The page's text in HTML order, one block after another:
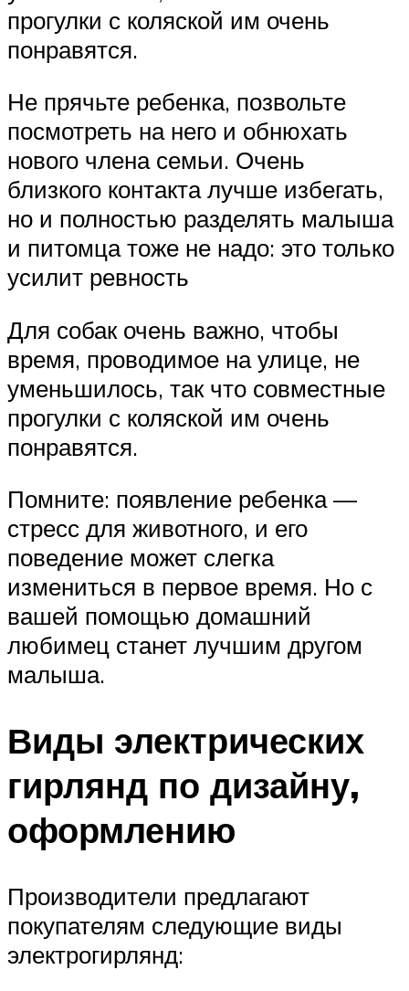
прогулки с коляской им очень
понравятся.
Не прячьте ребенка, позвольте
посмотреть на него и обнюхать
нового члена семьи. Очень
близкого контакта лучше избегать,
но и полностью разделять малыша
и питомца тоже не надо: это только
усилит ревность
Для собак очень важно, чтобы
время, проводимое на улице, не
уменьшилось, так что совместные
прогулки с коляской им очень
понравятся.
Помните: появление ребенка —
стресс для животного, и его
поведение может слегка
измениться в первое время. Но с
вашей помощью домашний
любимец станет лучшим другом
малыша.
Виды электрических
гирлянд по дизайну,
оформлению
Производители предлагают
покупателям следующие виды
электрогирлянд: